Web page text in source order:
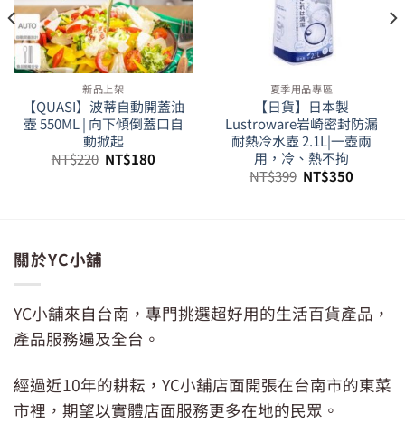
新品上架
【QUASI】波蒂自動開蓋油
壺 550ML | 向下傾倒蓋口自
動掀起
NT$220 原
始
NT$180目
夏季用品專區
【日貨】日本製
Lustroware岩崎密封防漏
耐熱冷水壺 2.1L|一壺兩
用，冷、熱不拘
NT$399 原
始
NT$350目
關於YC小舖
YC小舖來自台南，專門挑選超好用的生活百貨產品，
產品服務遍及全台。
經過近10年的耕耘，YC小舖店面開張在台南市的東菜
市裡，期望以實體店面服務更多在地的民眾。